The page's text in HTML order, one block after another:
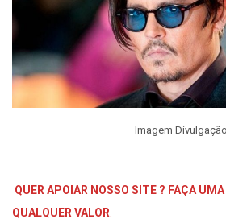
Imagem Divulgação
QUER APOIAR NOSSO SITE ? FAÇA
QUALQUER VALOR